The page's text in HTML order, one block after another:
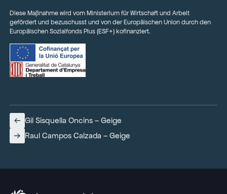
Diese Maßnahme wird vom Ministerium für Wirtschaft und Arbeit
gefördert und bezuschusst und von der Europäischen Union durch den
Europäischen Sozialfonds Plus (ESF+) kofinanziert.
Gil Sisquella Oncins – Geige
Raul Campos Calzada – Geige